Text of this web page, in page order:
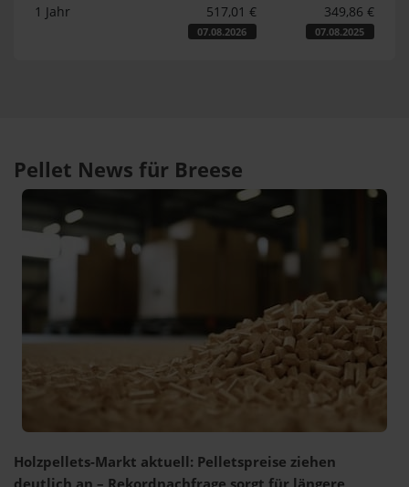
1 Jahr 517,01 €
07.08.2026
349,86 €
07.08.2025
Pellet News für Breese
Holzpellets-Markt aktuell: Pelletspreise ziehen